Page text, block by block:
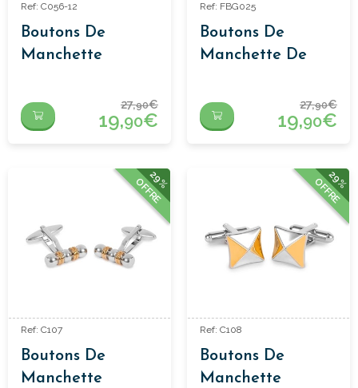
Ref: C056-12
Boutons De
Manchette
27,90€
19,90€
Ref: FBG025
Boutons De
Manchette De
27,90€
19,90€
29%
OFFRE
Ref: C107
Boutons De
Manchette
29%
OFFRE
Ref: C108
Boutons De
Manchette